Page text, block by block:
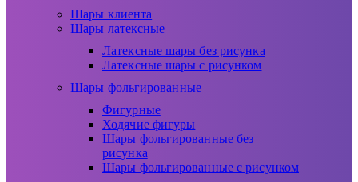
Шары клиента
Шары латексные
Латексные шары без рисунка
Латексные шары с рисунком
Шары фольгированные
Фигурные
Ходячие фигуры
Шары фольгированные без
рисунка
Шары фольгированные с рисунком